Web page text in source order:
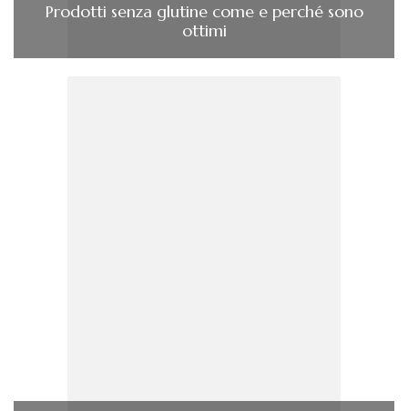
Prodotti senza glutine come e perché sono
ottimi